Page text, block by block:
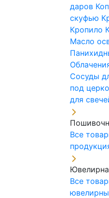
даров
скуфью
Кропило
Масло
Сосуды
под
для
Все
Все